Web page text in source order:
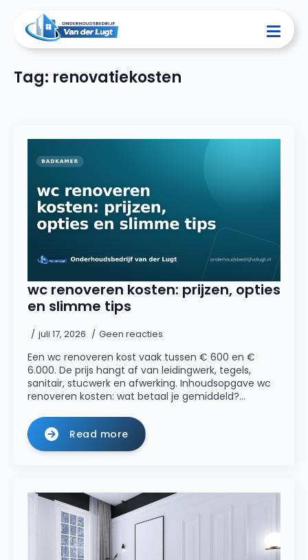
Tag: renovatiekosten
wc renoveren kosten: prijzen, opties
en slimme tips
juli 17, 2026 Geen reacties
Een wc renoveren kost vaak tussen € 600 en €
6.000. De prijs hangt af van leidingwerk, tegels,
sanitair, stucwerk en afwerking. Inhoudsopgave wc
renoveren kosten: wat betaal je gemiddeld?…
Read more